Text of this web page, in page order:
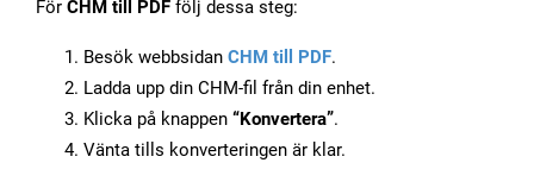
För CHM till PDF följ dessa steg:
Besök webbsidan CHM till PDF.
Ladda upp din CHM-fil från din enhet.
Klicka på knappen “Konvertera”.
Vänta tills konverteringen är klar.